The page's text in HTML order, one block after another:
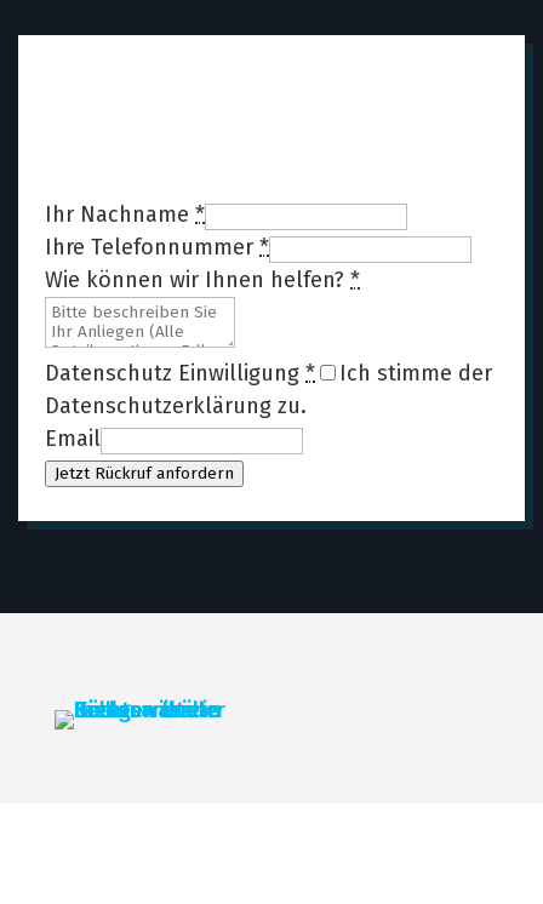
Ihr Nachname *
Ihre Telefonnummer *
Wie können wir Ihnen helfen? *
Datenschutz Einwilligung *
Ich stimme der
Datenschutzerklärung zu.
Email
Jetzt Rückruf anfordern